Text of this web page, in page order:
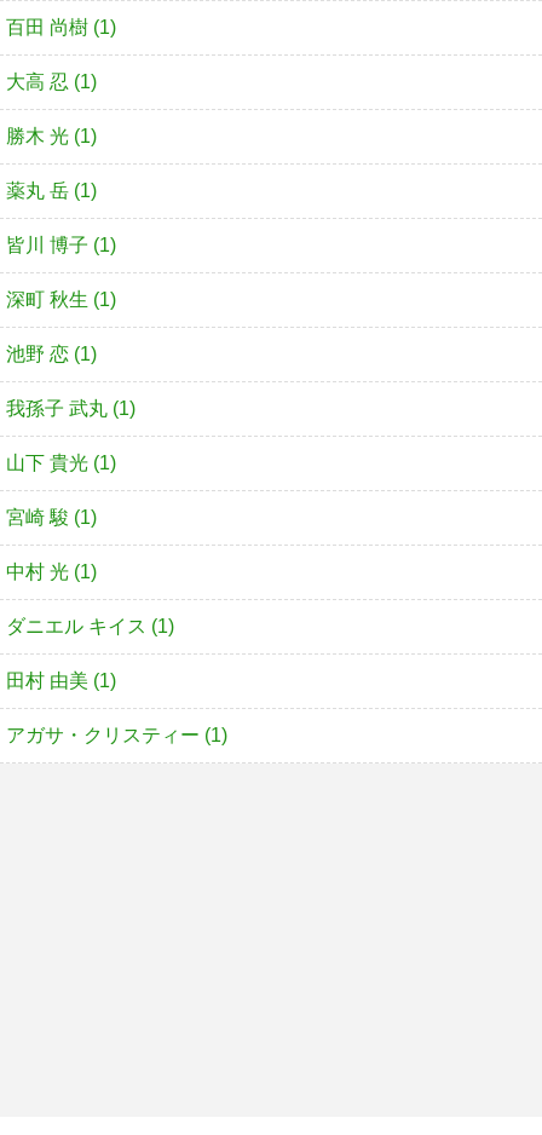
百田 尚樹 (1)
大高 忍 (1)
勝木 光 (1)
薬丸 岳 (1)
皆川 博子 (1)
深町 秋生 (1)
池野 恋 (1)
我孫子 武丸 (1)
山下 貴光 (1)
宮崎 駿 (1)
中村 光 (1)
ダニエル キイス (1)
田村 由美 (1)
アガサ・クリスティー (1)